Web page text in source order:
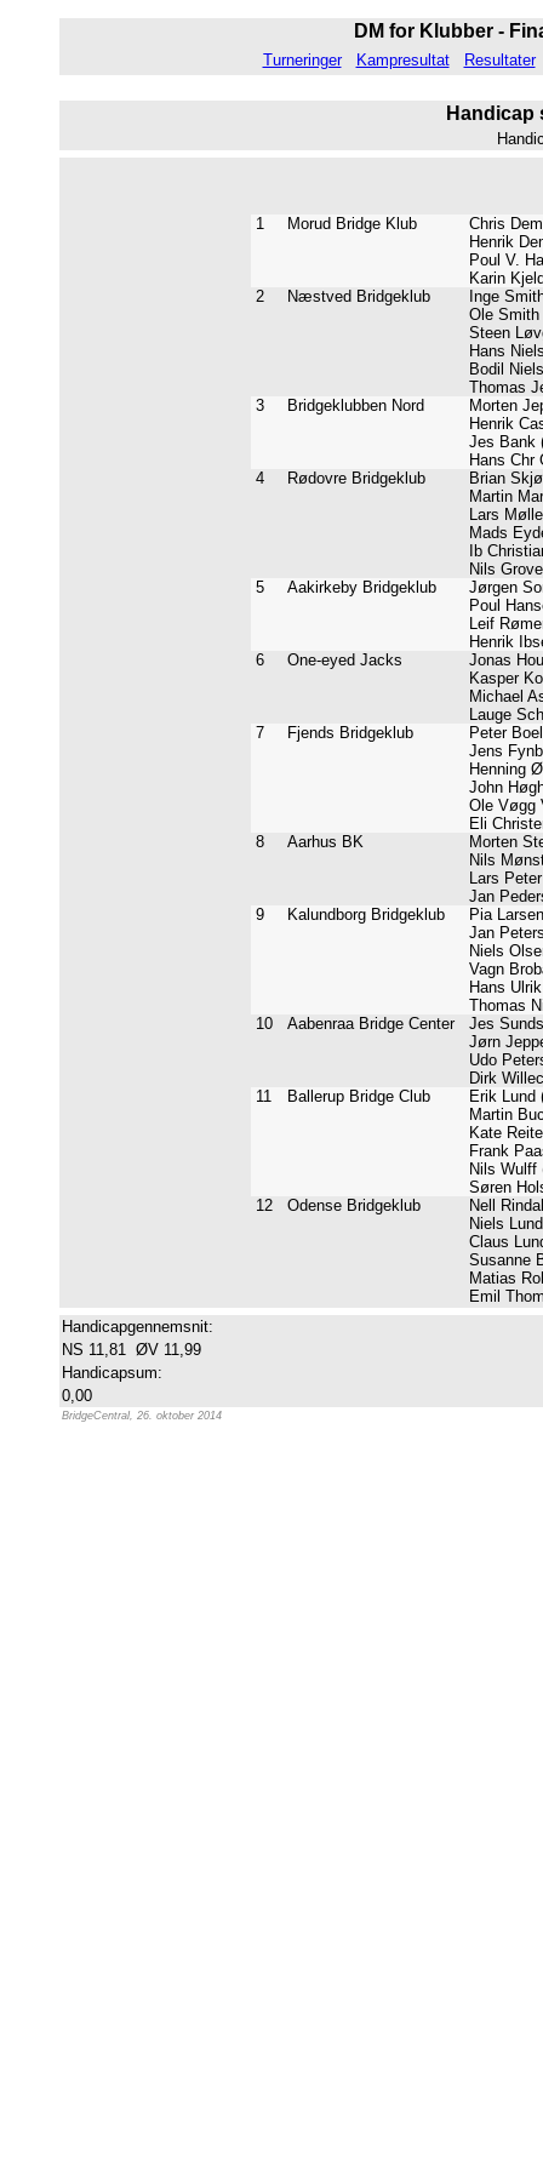
DM for Klubber -
Turneringer Kampresultat Resultater
1 Morud Bridge Klub
Chris
Henrik
Poul V.
Karin
2
Næstved Bridgeklub
Inge
Ole
Steen
Hans
Bodil
Thomas
3
Bridgeklubben Nord
Morten
Henrik
Jes Bank
Hans Chr
4
Rødovre Bridgeklub
Brian
Martin
Lars
Mads
Ib
Nils
5
Aakirkeby Bridgeklub
Jørgen
Poul
Leif
Henrik
6
One-eyed Jacks
Jonas
Kasper
Michael
Lauge
7
Fjends Bridgeklub
Peter
Jens
Henning
John
Ole Vøgg
Eli
8
Aarhus BK
Morten
Nils
Lars
Jan
9
Kalundborg Bridgeklub
Pia
Jan
Niels
Vagn
Hans
Thomas
10
Aabenraa Bridge Center
Jes
Jørn
Udo
Dirk
11
Ballerup Bridge Club
Erik Lund
Martin
Kate
Frank
Nils Wulff
Søren
12
Odense Bridgeklub
Nell
Niels
Claus
Susanne
Matias
Emil
Handicapgennemsnit:
NS 11,81 ØV 11,99
Handicapsum:
0,00
BridgeCentral, 26. oktober 2014